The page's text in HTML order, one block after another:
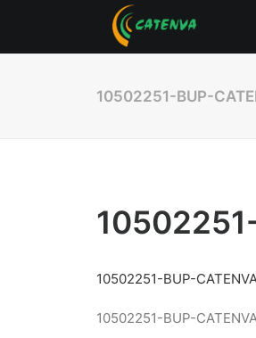
10502251-BUP-
10502251-BUP-
10502251-BUP-